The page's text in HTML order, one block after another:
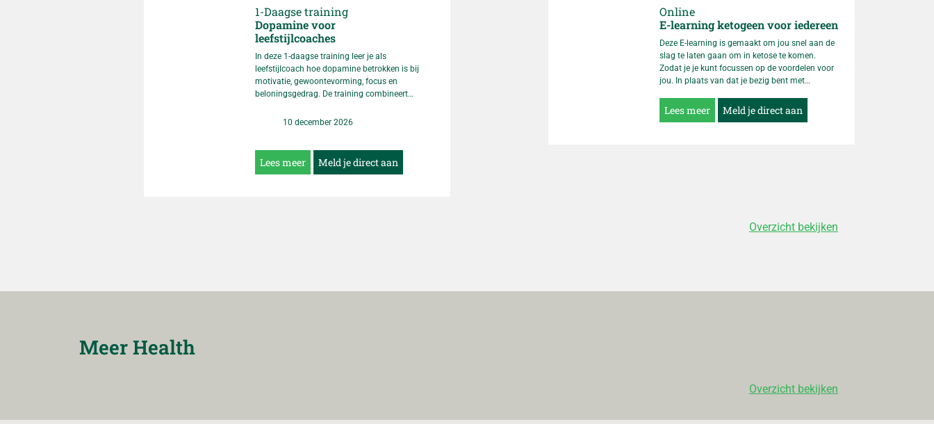
1-Daagse training
Dopamine voor
leefstijlcoaches
In deze 1-daagse training leer je als
leefstijlcoach hoe dopamine betrokken is bij
motivatie, gewoontevorming, focus en
beloningsgedrag. De training combineert
praktische coachingstoepassing.
Datum10 december 2026
Lees meer Meld je direct aan
Online
E-learning ketogeen voor iedereen
Deze E-learning is gemaakt om jou snel aan de
slag te laten gaan om in ketose te komen.
Zodat je je kunt focussen op de voordelen voor
jou. In plaats van dat je bezig bent met
alleen gedoe maar voedingskundige Yneke
Kootstra heeft voor jou alles op een rijtje gezet
Lees meer Meld je direct aan
Overzicht bekijken
Meer Health
Overzicht bekijken